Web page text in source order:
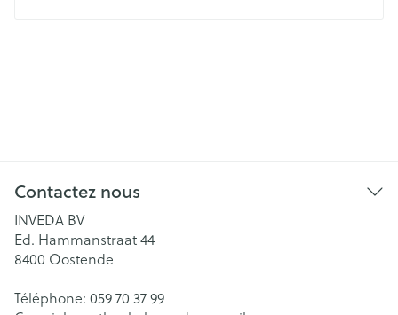
Contactez nous
INVEDA BV
Ed. Hammanstraat 44
8400 Oostende
Téléphone: 059 70 37 99